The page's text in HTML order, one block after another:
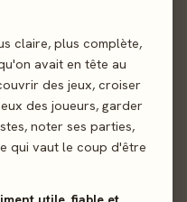
claire, plus complète,
avait en tête au
des jeux, croiser
des joueurs, garder
noter ses parties,
qui vaut le coup d'être